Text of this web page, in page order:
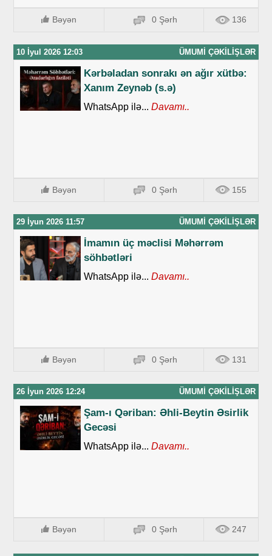
Bəyən 0 Şərh 136
10 İyul 2026 12:03 ÜMUMI ÇƏKILIŞLƏR
Kərbəladan sonrakı ən ağır xütbə:
Xanım Zeynəb (s.ə)
WhatsApp ilə... Davamı..
Bəyən 0 Şərh 155
29 İyun 2026 11:57 ÜMUMI ÇƏKILIŞLƏR
İmamın üç məclisi Məhərrəm
söhbətləri
WhatsApp ilə... Davamı..
Bəyən 0 Şərh 131
26 İyun 2026 12:24 ÜMUMI ÇƏKILIŞLƏR
Şam-ı Qəriban: Əhli-Beytin Əsirlik
Gecəsi
WhatsApp ilə... Davamı..
Bəyən 0 Şərh 247